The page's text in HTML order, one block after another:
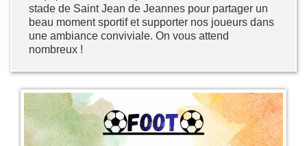
stade de Saint Jean de Jeannes pour partager un
beau moment sportif et supporter nos joueurs dans
une ambiance conviviale. On vous attend
nombreux !